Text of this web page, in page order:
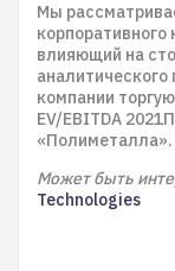
Мы
влияющий на
компании
EV/EBITDA
«Полиметалла».
Может быть
Technologies